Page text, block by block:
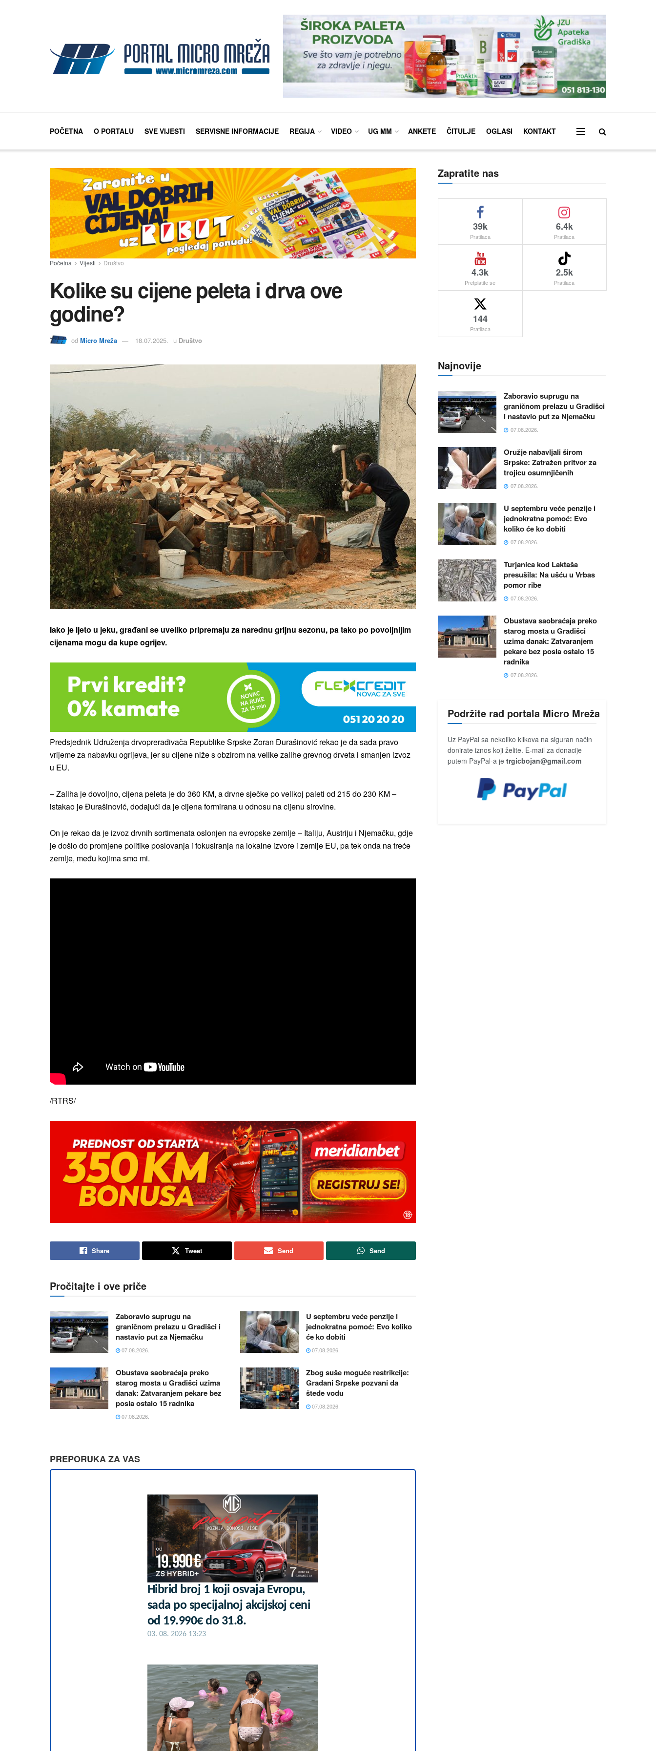
POČETNA O PORTALU SVE VIJESTI SERVISNE INFORMACIJE REGIJA VIDEO UG MM ANKETE ČITULJE OGLASI KONTAKT
Početna Vijesti Društvo
Kolike su cijene peleta i drva ove
godine?
od Micro Mreža 18.07.2025. u Društvo
Iako je ljeto u jeku, građani se uveliko pripremaju za narednu grijnu sezonu, pa tako po povoljnijim
cijenama mogu da kupe ogrijev.
Predsjednik Udruženja drvoprerađivača Republike Srpske Zoran Đurašinović rekao je da sada pravo
vrijeme za nabavku ogrijeva, jer su cijene niže s obzirom na velike zalihe grevnog drveta i smanjen izvoz
u EU.
– Zaliha je dovoljno, cijena peleta je do 360 KM, a drvne sječke po velikoj paleti od 215 do 230 KM –
istakao je Đurašinović, dodajući da je cijena formirana u odnosu na cijenu sirovine.
On je rekao da je izvoz drvnih sortimenata oslonjen na evropske zemlje – Italiju, Austriju i Njemačku, gdje
je došlo do promjene politike poslovanja i fokusiranja na lokalne izvore i zemlje EU, pa tek onda na treće
zemlje, među kojima smo mi.
/RTRS/
Share Tweet Send Send
Pročitajte i ove priče
Zaboravio suprugu na
graničnom prelazu u Gradišci i
nastavio put za Njemačku
07.08.2026.
U septembru veće penzije i
jednokratna pomoć: Evo koliko
će ko dobiti
07.08.2026.
Obustava saobraćaja preko
starog mosta u Gradišci uzima
danak: Zatvaranjem pekare bez
posla ostalo 15 radnika
07.08.2026.
Zbog suše mogućе restrikcije:
Građani Srpske pozvani da
štede vodu
07.08.2026.
PREPORUKA ZA VAS
Hibrid broj 1 koji osvaja Evropu,
sada po specijalnoj akcijskoj ceni
od 19.990€ do 31.8.
03. 08. 2026 13:23
Zapratite nas
39k
Pratilaca
6.4k
Pratilaca
4.3k
Pretplatite se
2.5k
Pratilaca
144
Pratilaca
Najnovije
Zaboravio suprugu na
graničnom prelazu u Gradišci
i nastavio put za Njemačku
07.08.2026.
Oružje nabavljali širom
Srpske: Zatražen pritvor za
trojicu osumnjičenih
07.08.2026.
U septembru veće penzije i
jednokratna pomoć: Evo
koliko će ko dobiti
07.08.2026.
Turjanica kod Laktaša
presušila: Na ušću u Vrbas
pomor ribe
07.08.2026.
Obustava saobraćaja preko
starog mosta u Gradišci
uzima danak: Zatvaranjem
pekare bez posla ostalo 15
radnika
07.08.2026.
Podržite rad portala Micro Mreža
Uz PayPal sa nekoliko klikova na siguran način
donirate iznos koji želite. E-mail za donacije
putem PayPal-a je trgicbojan@gmail.com